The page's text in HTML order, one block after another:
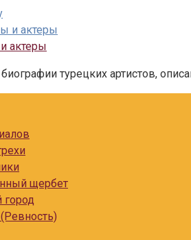
актеры
турецких артистов,
щербет
город